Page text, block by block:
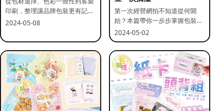
印刷，整理讓品牌包裝更有記憶
點的實用做法。
2024-05-08
第一次經營網拍不知道從何開
始？本篇帶你一步步掌握包裝流
程與出貨前檢查重點。
2024-05-02